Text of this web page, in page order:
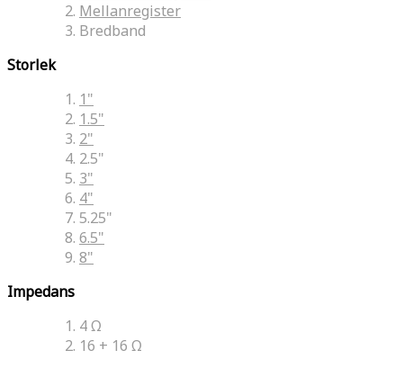
Mellanregister
Bredband
Storlek
1"
1.5"
2"
2.5"
3"
4"
5.25"
6.5"
8"
Impedans
4 Ω
16 + 16 Ω